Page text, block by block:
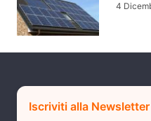
4
Iscriviti alla